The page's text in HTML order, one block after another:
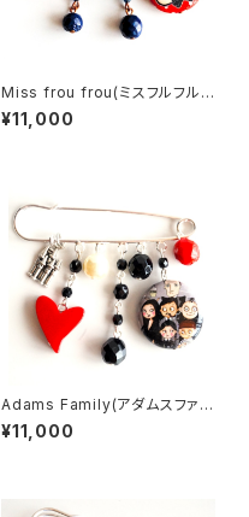
Miss frou frou(ミスフルフルピ
ンブローチ）
¥11,000
Adams Family(アダムスファミ
リー/ピンブローチ）
¥11,000